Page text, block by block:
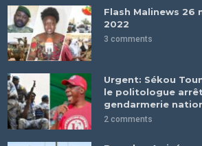
Flash Malinews 26
2022
3 comments
Urgent: Sékou
le politologue
gendarmerie
2 comments